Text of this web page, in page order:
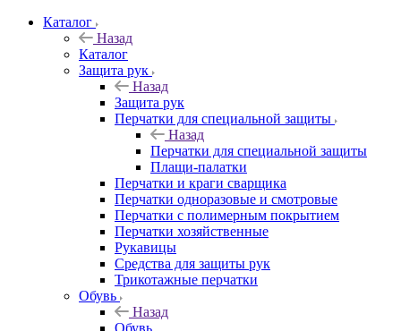
Каталог
Назад
Каталог
Защита рук
Назад
Защита рук
Перчатки для специальной защиты
Назад
Перчатки для специальной защиты
Плащи-палатки
Перчатки и краги сварщика
Перчатки одноразовые и смотровые
Перчатки с полимерным покрытием
Перчатки хозяйственные
Рукавицы
Средства для защиты рук
Трикотажные перчатки
Обувь
Назад
Обувь